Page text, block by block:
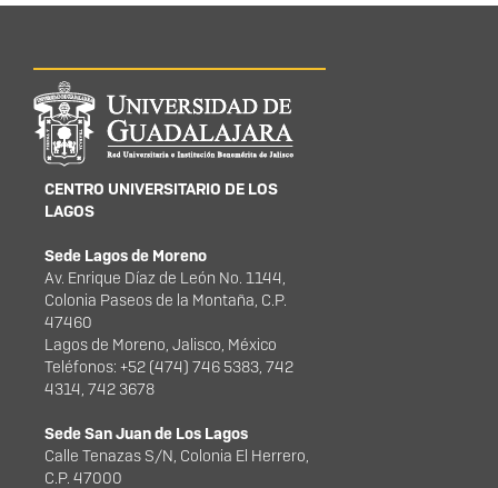
Información del
portal
CENTRO UNIVERSITARIO DE LOS
LAGOS
Sede Lagos de Moreno
Av. Enrique Díaz de León No. 1144,
Colonia Paseos de la Montaña, C.P.
47460
Lagos de Moreno, Jalisco, México
Teléfonos: +52 (474) 746 5383, 742
4314, 742 3678
Sede San Juan de Los Lagos
Calle Tenazas S/N, Colonia El Herrero,
C.P. 47000